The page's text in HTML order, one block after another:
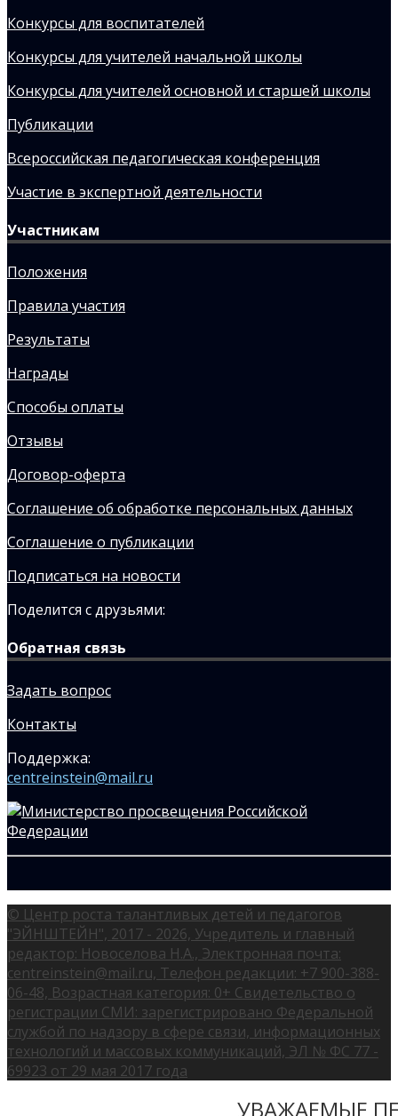
Конкурсы для воспитателей
Конкурсы для учителей начальной школы
Конкурсы для учителей основной и старшей школы
Публикации
Всероссийская педагогическая конференция
Участие в экспертной деятельности
Участникам
Положения
Правила участия
Результаты
Награды
Способы оплаты
Отзывы
Договор-оферта
Соглашение об обработке персональных данных
Соглашение о публикации
Подписаться на новости
Поделится с друзьями:
Обратная связь
Задать вопрос
Контакты
Поддержка:
centreinstein@mail.ru
© Центр роста талантливых детей и педагогов
"ЭЙНШТЕЙН", 2017 - 2026, Учредитель и главный
редактор: Новоселова Н.А., Электронная почта:
centreinstein@mail.ru, Телефон редакции: +7 900-388-
06-48, Возрастная категория: 0+ Свидетельство о
регистрации СМИ: зарегистрировано Федеральной
службой по надзору в сфере связи, информационных
технологий и массовых коммуникаций, ЭЛ № ФС 77 -
69923 от 29 мая 2017 года
УВАЖАЕМЫЕ